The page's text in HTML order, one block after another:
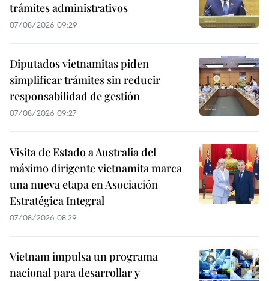
trámites administrativos
07/08/2026 09:29
Diputados vietnamitas piden
simplificar trámites sin reducir
responsabilidad de gestión
07/08/2026 09:27
Visita de Estado a Australia del
máximo dirigente vietnamita marca
una nueva etapa en Asociación
Estratégica Integral
07/08/2026 08:29
Vietnam impulsa un programa
nacional para desarrollar y